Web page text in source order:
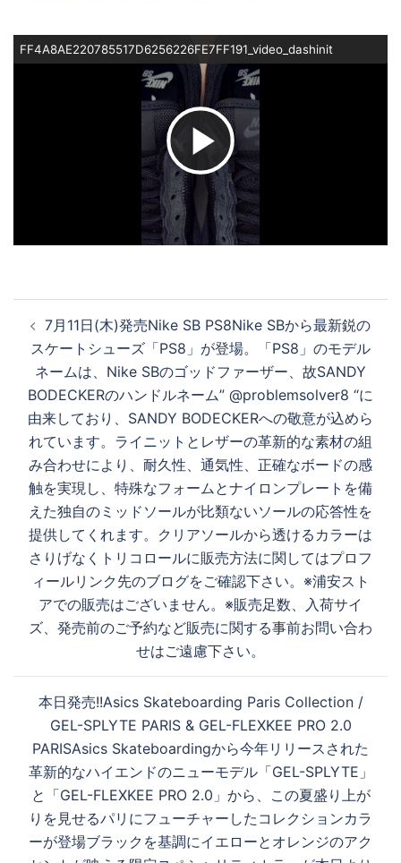
FF4A8AE220785517D6256226FE7FF191_video_dashinit
ビ
デ
を
再
生
す
る
稿
ナ
ビ
ゲ
ー
シ
ョ
ン
7月11日(木)発売Nike SB PS8Nike SBから最新鋭の
スケートシューズ「PS8」が登場。「PS8」のモデル
ネームは、Nike SBのゴッドファーザー、故SANDY
BODECKERのハンドルネーム” @problemsolver8 “に
由来しており、SANDY BODECKERへの敬意が込めら
れています。ライニットとレザーの革新的な素材の組
み合わせにより、耐久性、通気性、正確なボードの感
触を実現し、特殊なフォームとナイロンプレートを備
えた独自のミッドソールが比類ないソールの応答性を
提供してくれます。クリアソールから透けるカラーは
さりげなくトリコロールに販売方法に関してはプロフ
ィールリンク先のブログをご確認下さい。※浦安スト
アでの販売はございません。※販売足数、入荷サイ
ズ、発売前のご予約など販売に関する事前お問い合わ
せはご遠慮下さい。
本日発売!!Asics Skateboarding Paris Collection /
GEL-SPLYTE PARIS & GEL-FLEXKEE PRO 2.0
PARISAsics Skateboardingから今年リリースされた
革新的なハイエンドのニューモデル「GEL-SPLYTE」
と「GEL-FLEXKEE PRO 2.0」から、この夏盛り上が
りを見せるパリにフューチャーしたコレクションカラ
ーが登場ブラックを基調にイエローとオレンジのアク